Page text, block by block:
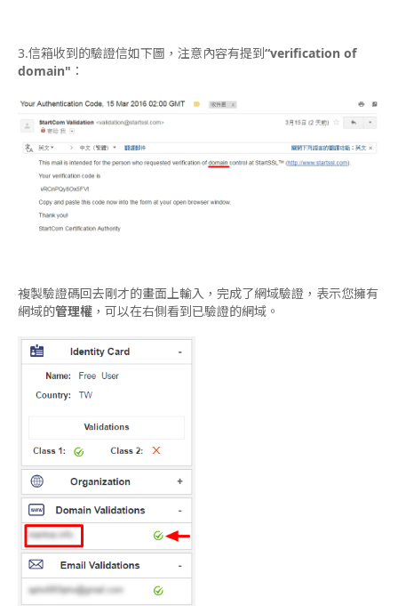
3.信箱收到的驗證信如下圖，注意內容有提到“verification of
domain" ：
複製驗證碼回去剛才的畫面上輸入，完成了網域驗證，表示您擁有
網域的管理權 ，可以在右側看到已驗證的網域。